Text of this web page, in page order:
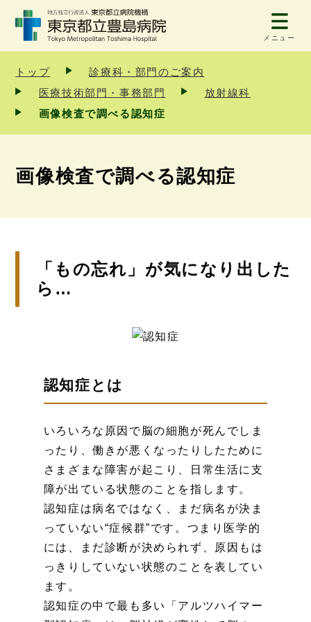
メニュー
トップ
診療科・部門のご案内
医療技術部門・事務部門
放射線科
画像検査で調べる認知症
画像検査で調べる認知症
「もの忘れ」が気になり出した
ら…
認知症とは
いろいろな原因で脳の細胞が死んでしま
ったり、働きが悪くなったりしたために
さまざまな障害が起こり、日常生活に支
障が出ている状態のことを指します。
認知症は病名ではなく、まだ病名が決ま
っていない“症候群”です。つまり医学的
には、まだ診断が決められず、原因もは
っきりしていない状態のことを表してい
ます。
認知症の中で最も多い「アルツハイマー